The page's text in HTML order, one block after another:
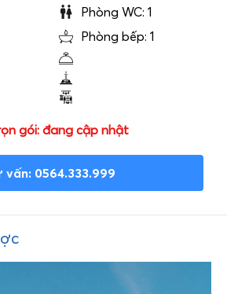
Phòng WC: 1
Phòng bếp: 1
gói: đang cập nhật
vấn: 0564.333.999